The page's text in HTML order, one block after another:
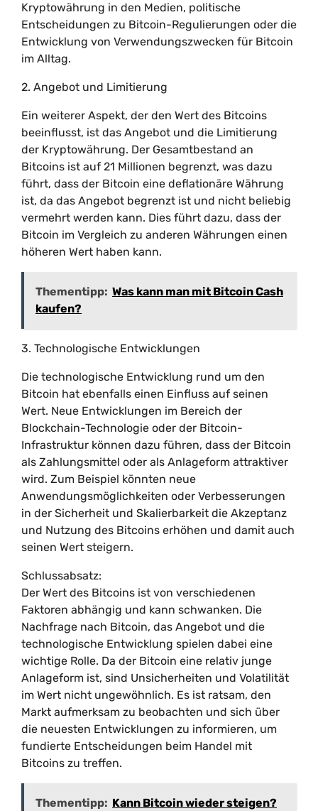
Kryptowährung in den Medien, politische
Entscheidungen zu Bitcoin-Regulierungen oder die
Entwicklung von Verwendungszwecken für Bitcoin
im Alltag.
2. Angebot und Limitierung
Ein weiterer Aspekt, der den Wert des Bitcoins
beeinflusst, ist das Angebot und die Limitierung
der Kryptowährung. Der Gesamtbestand an
Bitcoins ist auf 21 Millionen begrenzt, was dazu
führt, dass der Bitcoin eine deflationäre Währung
ist, da das Angebot begrenzt ist und nicht beliebig
vermehrt werden kann. Dies führt dazu, dass der
Bitcoin im Vergleich zu anderen Währungen einen
höheren Wert haben kann.
Thementipp: Was kann man mit Bitcoin Cash
kaufen?
3. Technologische Entwicklungen
Die technologische Entwicklung rund um den
Bitcoin hat ebenfalls einen Einfluss auf seinen
Wert. Neue Entwicklungen im Bereich der
Blockchain-Technologie oder der Bitcoin-
Infrastruktur können dazu führen, dass der Bitcoin
als Zahlungsmittel oder als Anlageform attraktiver
wird. Zum Beispiel könnten neue
Anwendungsmöglichkeiten oder Verbesserungen
in der Sicherheit und Skalierbarkeit die Akzeptanz
und Nutzung des Bitcoins erhöhen und damit auch
seinen Wert steigern.
Schlussabsatz:
Der Wert des Bitcoins ist von verschiedenen
Faktoren abhängig und kann schwanken. Die
Nachfrage nach Bitcoin, das Angebot und die
technologische Entwicklung spielen dabei eine
wichtige Rolle. Da der Bitcoin eine relativ junge
Anlageform ist, sind Unsicherheiten und Volatilität
im Wert nicht ungewöhnlich. Es ist ratsam, den
Markt aufmerksam zu beobachten und sich über
die neuesten Entwicklungen zu informieren, um
fundierte Entscheidungen beim Handel mit
Bitcoins zu treffen.
Thementipp: Kann Bitcoin wieder steigen?